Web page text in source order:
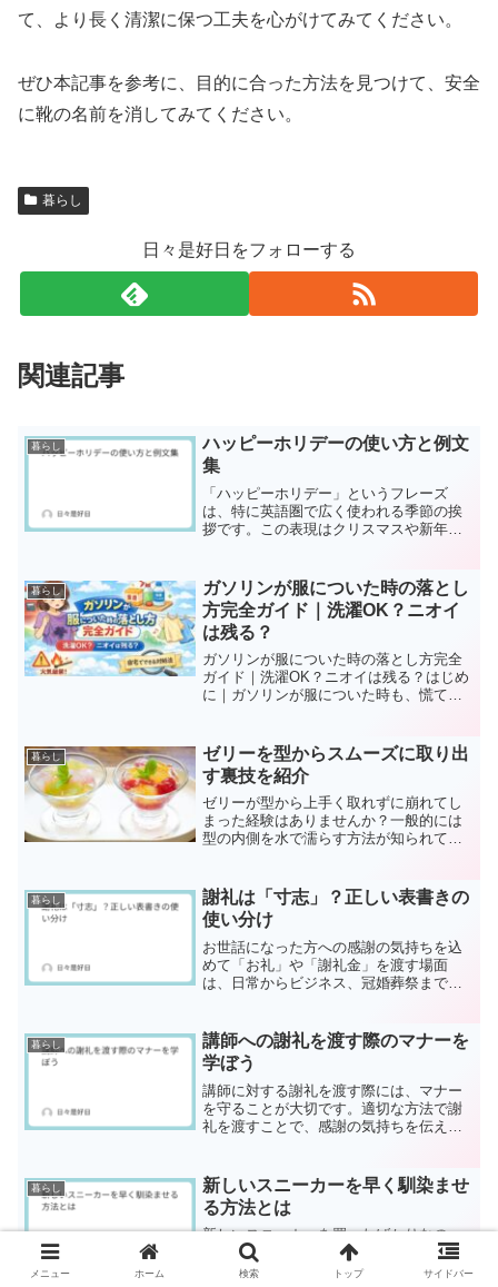
て、より長く清潔に保つ工夫を心がけてみてください。
ぜひ本記事を参考に、目的に合った方法を見つけて、安全
に靴の名前を消してみてください。
暮らし
日々是好日をフォローする
関連記事
暮らし
ハッピーホリデーの使い方と例文
集
「ハッピーホリデー」というフレーズ
は、特に英語圏で広く使われる季節の挨
拶です。この表現はクリスマスや新年な
包括的な表現として人気があります。企
業や公的機関でも「メリーク...
暮らし
ガソリンが服についた時の落とし
方完全ガイド｜洗濯OK？ニオイ
は残る？
ガソリンが服についた時の落とし方完全
ガイド｜洗濯OK？ニオイは残る？はじめ
に｜ガソリンが服についた時も、慌てな
った…。そんな経験、意外と多いもので
す。「この服、もうダメ...
暮らし
ゼリーを型からスムーズに取り出
す裏技を紹介
ゼリーが型から上手く取れずに崩れてし
まった経験はありませんか？一般的には
型の内側を水で濡らす方法が知られてい
いに取り出すコツをご紹介します。ゼリ
ーを型からきれいに取り出...
暮らし
謝礼は「寸志」？正しい表書きの
使い分け
お世話になった方への感謝の気持ちを込
めて「お礼」や「謝礼金」を渡す場面
は、日常からビジネス、冠婚葬祭まで幅
にあたる可能性も。この記事では、キー
ワード「お礼 お金 封筒 ...
暮らし
講師への謝礼を渡す際のマナーを
学ぼう
講師に対する謝礼を渡す際には、マナー
を守ることが大切です。適切な方法で謝
礼を渡すことで、感謝の気持ちを伝えや
しく解説します。謝礼のマナーを知るこ
との重要性講師への謝礼の...
暮らし
新しいスニーカーを早く馴染ませ
る方法とは
新しいスニーカーを買ったばかりなの
に、足に馴染まず痛みを感じた経験はあ
りませんか？この記事では、スニーカー
メニュー ホーム 検索 トップ サイドバー